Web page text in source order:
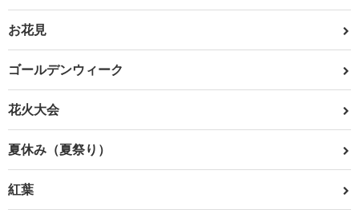
お花見
ゴールデンウィーク
花火大会
夏休み（夏祭り）
紅葉